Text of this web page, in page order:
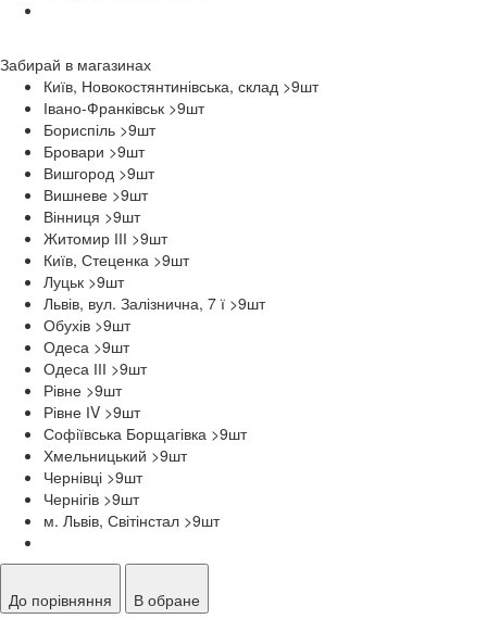
Забирай в магазинах
Київ, Новокостянтинівська, склад >9шт
Івано-Франківськ >9шт
Бориспіль >9шт
Бровари >9шт
Вишгород >9шт
Вишневе >9шт
Вінниця >9шт
Житомир ІІІ >9шт
Київ, Стеценка >9шт
Луцьк >9шт
Львів, вул. Залізнична, 7 ї >9шт
Обухів >9шт
Одеса >9шт
Одеса ІІІ >9шт
Рівне >9шт
Рівне ІV >9шт
Софіївська Борщагівка >9шт
Хмельницький >9шт
Чернівці >9шт
Чернігів >9шт
м. Львів, Світінстал >9шт
До порівняння
В обране